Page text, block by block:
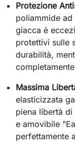
Protezione
poliammide
giacca è
protettivi sulle
durabilità,
Massima
elasticizzata
piena libertà
e amovibile
perfettamente